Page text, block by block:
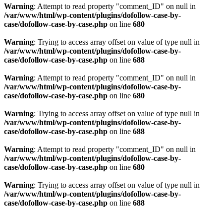
Warning: Attempt to read property "comment_ID" on null in
/var/www/html/wp-content/plugins/dofollow-case-by-
case/dofollow-case-by-case.php on line 680
Warning: Trying to access array offset on value of type null in
/var/www/html/wp-content/plugins/dofollow-case-by-
case/dofollow-case-by-case.php on line 688
Warning: Attempt to read property "comment_ID" on null in
/var/www/html/wp-content/plugins/dofollow-case-by-
case/dofollow-case-by-case.php on line 680
Warning: Trying to access array offset on value of type null in
/var/www/html/wp-content/plugins/dofollow-case-by-
case/dofollow-case-by-case.php on line 688
Warning: Attempt to read property "comment_ID" on null in
/var/www/html/wp-content/plugins/dofollow-case-by-
case/dofollow-case-by-case.php on line 680
Warning: Trying to access array offset on value of type null in
/var/www/html/wp-content/plugins/dofollow-case-by-
case/dofollow-case-by-case.php on line 688